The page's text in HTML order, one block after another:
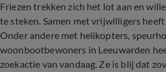
Friezen trekken zich het lot aan en
te steken. Samen met vrijwilligers
Onder andere met helikopters,
woonbootbewoners in Leeuwarden
zoekactie van vandaag. Ze is blij dat